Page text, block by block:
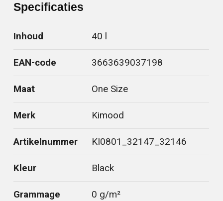
Specificaties
Inhoud 40 l
EAN-code 3663639037198
Maat One Size
Merk Kimood
Artikelnummer KI0801_32147_32146
Kleur Black
Grammage 0 g/m²